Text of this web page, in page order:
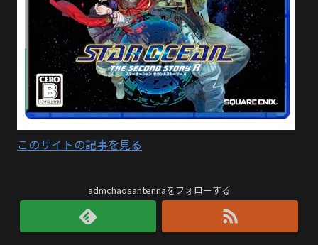
このサイトの記事を見る
admchaosantennaをフォローする